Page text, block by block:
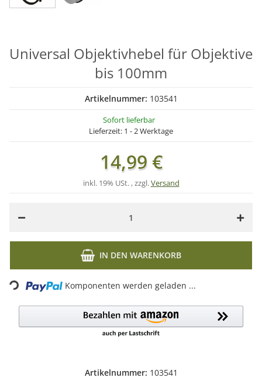
Artikelnummer: 103541
Universal Objektivhebel für Objektive
bis 100mm
Artikelnummer: 103541
Sofort lieferbar
Lieferzeit: 1 - 2 Werktage
14,99 €
inkl. 19% USt. , zzgl.Versand
IN DEN WARENKORB
Loading... Komponenten werden geladen ...